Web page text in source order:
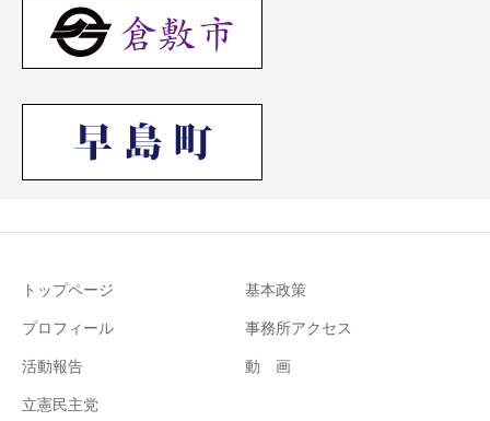
トップページ
基本政策
プロフィール
事務所アクセス
活動報告
動 画
立憲民主党